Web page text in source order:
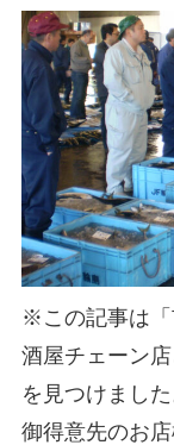
※この記事は「
酒屋チェーン
を見つけまし
御得意先のお